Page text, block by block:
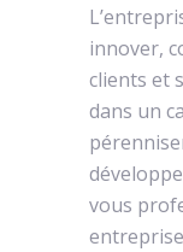
innover,
clients et
dans un
vous